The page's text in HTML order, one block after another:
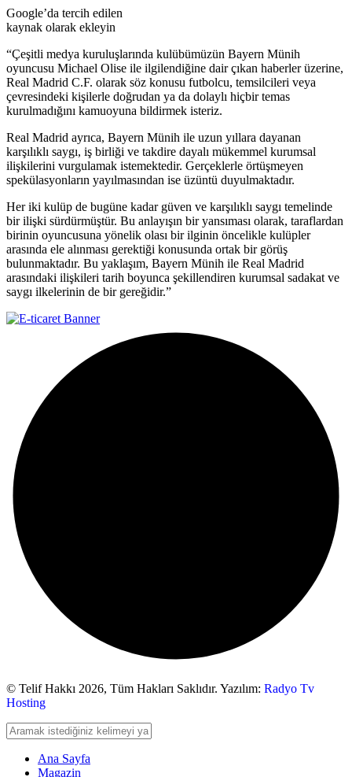
Google’da tercih edilen
kaynak olarak ekleyin
“Çeşitli medya kuruluşlarında kulübümüzün Bayern Münih
oyuncusu Michael Olise ile ilgilendiğine dair çıkan haberler üzerine,
Real Madrid C.F. olarak söz konusu futbolcu, temsilcileri veya
çevresindeki kişilerle doğrudan ya da dolaylı hiçbir temas
kurulmadığını kamuoyuna bildirmek isteriz.
Real Madrid ayrıca, Bayern Münih ile uzun yıllara dayanan
karşılıklı saygı, iş birliği ve takdire dayalı mükemmel kurumsal
ilişkilerini vurgulamak istemektedir. Gerçeklerle örtüşmeyen
spekülasyonların yayılmasından ise üzüntü duyulmaktadır.
Her iki kulüp de bugüne kadar güven ve karşılıklı saygı temelinde
bir ilişki sürdürmüştür. Bu anlayışın bir yansıması olarak, taraflardan
birinin oyuncusuna yönelik olası bir ilginin öncelikle kulüpler
arasında ele alınması gerektiği konusunda ortak bir görüş
bulunmaktadır. Bu yaklaşım, Bayern Münih ile Real Madrid
arasındaki ilişkileri tarih boyunca şekillendiren kurumsal sadakat ve
saygı ilkelerinin de bir gereğidir.”
© Telif Hakkı 2026, Tüm Hakları Saklıdır. Yazılım: Radyo Tv
Hosting
Ana Sayfa
Magazin